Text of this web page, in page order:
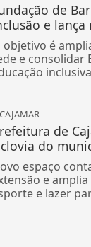
de
e
objetivo é
e consolidar
CAJAMAR
de
do
espaço
e
e lazer